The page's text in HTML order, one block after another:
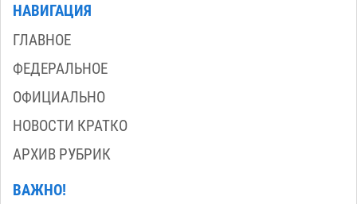
НАВИГАЦИЯ
ГЛАВНОЕ
ФЕДЕРАЛЬНОЕ
ОФИЦИАЛЬНО
НОВОСТИ КРАТКО
АРХИВ РУБРИК
ВАЖНО!